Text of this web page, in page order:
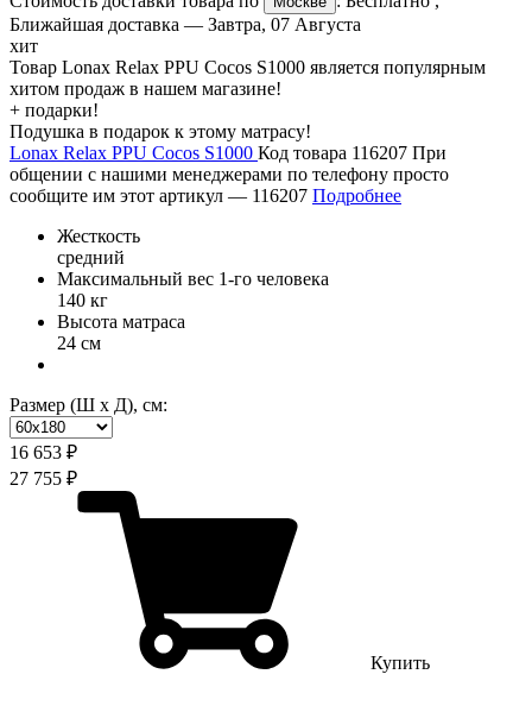
Ближайшая доставка — Завтра, 07 Августа
хит
Товар Lonax Relax PPU Cocos S1000 является популярным
хитом продаж в нашем магазине!
+ подарки!
Подушка в подарок к этому матрасу!
Lonax Relax PPU Cocos S1000 Код товара 116207 При
общении с нашими менеджерами по телефону просто
сообщите им этот артикул — 116207 Подробнее
Жесткость
средний
Максимальный вес 1-го человека
140 кг
Высота матраса
24 см
Размер (Ш х Д), см:
16 653 ₽
27 755 ₽
Купить